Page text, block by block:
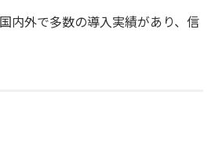
国内外で多数の導入実績があり、信